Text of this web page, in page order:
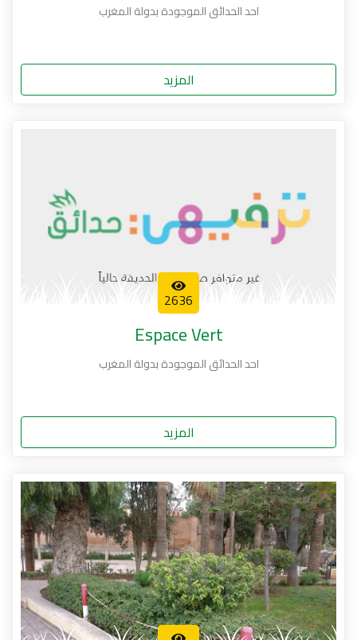
احد الحدائق الموجودة بدولة المغرب
المزيد
2636
Espace Vert
احد الحدائق الموجودة بدولة المغرب
المزيد